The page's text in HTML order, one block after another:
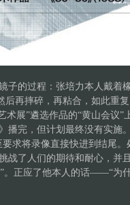
子的过程：张培力本人戴着
再摔碎，再粘合，如此重复
术展”遴选作品的“黄山会议
播完，但计划最终没有实施
求将录像直接快进到结尾
战了人们的期待和耐心，并
。正应了他本人的话——“为